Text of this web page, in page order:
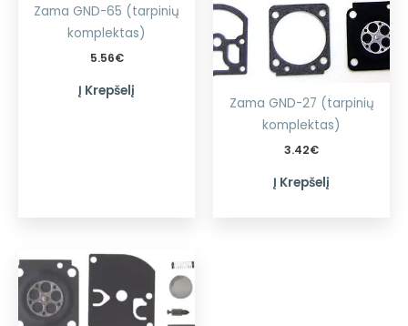
Zama GND-65 (tarpinių
komplektas)
5.56€
Į Krepšelį
Zama GND-27 (tarpinių
komplektas)
3.42€
Į Krepšelį